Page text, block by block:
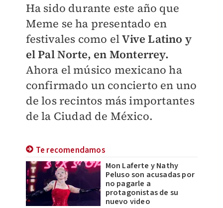
Ha sido durante este año que
Meme se ha presentado en
festivales como elVive Latino y
el Pal Norte, en Monterrey.
Ahora el músico mexicano ha
confirmado un concierto en uno
de los recintos más importantes
de la Ciudad de México.
Te recomendamos
Mon Laferte y Nathy
Peluso son acusadas por
no pagarle a
protagonistas de su
nuevo video